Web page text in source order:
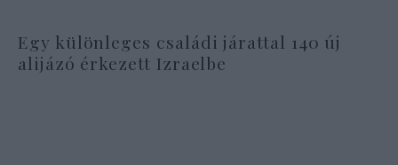
Egy különleges családi járattal 140 új
alijázó érkezett Izraelbe